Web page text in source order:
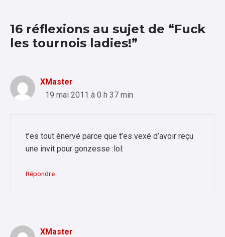
16 réflexions au sujet de “Fuck
les tournois ladies!”
XMaster
19 mai 2011 à 0 h 37 min
t’es tout énervé parce que t’es vexé d’avoir reçu
une invit pour gonzesse :lol:
Répondre
XMaster